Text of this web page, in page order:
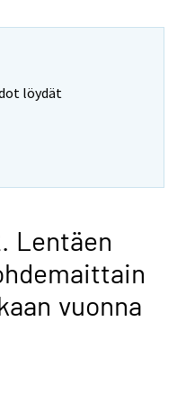
löydät
Lentäen
vuonna